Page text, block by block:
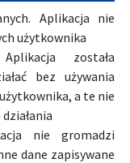
Aplikacja nie
użytkownika
została
bez używania
a te nie
nie gromadzi
dane zapisywane